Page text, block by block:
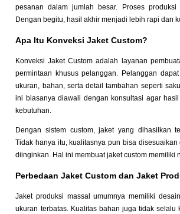
pesanan dalam jumlah besar. Proses
Dengan begitu, hasil akhir menjadi lebih rapi dan
Apa Itu Konveksi Jaket Custom?
Konveksi Jaket Custom adalah layanan
permintaan khusus pelanggan. Pelanggan
ukuran, bahan, serta detail tambahan seperti
ini biasanya diawali dengan konsultasi agar
kebutuhan.
Dengan sistem custom, jaket yang dihasilkan
Tidak hanya itu, kualitasnya pun bisa
diinginkan. Hal ini membuat jaket custom memiliki
Perbedaan Jaket Custom dan Jaket
Jaket produksi massal umumnya memiliki
ukuran terbatas. Kualitas bahan juga tidak selalu